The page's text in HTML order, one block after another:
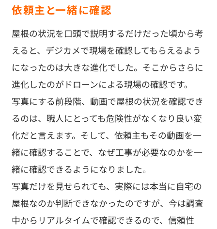
依頼主と一緒に確認
屋根の状況を口頭で説明するだけだった頃から考
えると、デジカメで現場を確認してもらえるよう
になったのは大きな進化でした。そこからさらに
進化したのがドローンによる現場の確認です。
写真にする前段階、動画で屋根の状況を確認でき
るのは、職人にとっても危険性がなくなり良い変
化だと言えます。そして、依頼主もその動画を一
緒に確認することで、なぜ工事が必要なのかを一
緒に確認できるようになりました。
写真だけを見せられても、実際には本当に自宅の
屋根なのか判断できなかったのですが、今は調査
中からリアルタイムで確認できるので、信頼性